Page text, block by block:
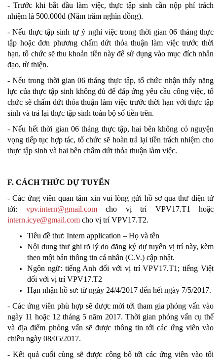
- Trước khi bắt đầu làm việc, thực tập sinh cần nộp phí trách
nhiệm là 500.000đ (Năm trăm nghìn đồng).
- Nếu thực tập sinh tự ý nghỉ việc trong thời gian 06 tháng thực
tập hoặc đơn phương chấm dứt thỏa thuận làm việc trước thời
hạn, tổ chức sẽ thu khoản tiền này để sử dụng vào mục đích nhân
đạo, từ thiện.
- Nếu trong thời gian 06 tháng thực tập, tổ chức nhận thấy năng
lực của thực tập sinh không đủ để đáp ứng yêu cầu công việc, tổ
chức sẽ chấm dứt thỏa thuận làm việc trước thời hạn với thực tập
sinh và trả lại thực tập sinh toàn bộ số tiền trên.
- Nếu hết thời gian 06 tháng thực tập, hai bên không có nguyện
vọng tiếp tục hợp tác, tổ chức sẽ hoàn trả lại tiền trách nhiệm cho
thực tập sinh và hai bên chấm dứt thỏa thuận làm việc.
F. CÁCH THỨC DỰ TUYỂN
- Các ứng viên quan tâm xin vui lòng gửi hồ sơ qua thư điện tử
tới: vpv.intern@gmail.comcho vị trí VPV17.T1 hoặc
intern.icye@gmail.com cho vị trí VPV17.T2.
Tiêu đề thư: Intern application – Họ và tên
Nội dung thư ghi rõ lý do đăng ký dự tuyển vị trí này, kèm
theo một bản thông tin cá nhân (C.V.) cập nhật.
Ngôn ngữ: tiếng Anh đối với vị trí VPV17.T1; tiếng Việt
đối với vị trí VPV17.T2
Hạn nhận hồ sơ: từ ngày 24/4/2017 đến hết ngày 7/5/2017.
- Các ứng viên phù hợp sẽ được mời tới tham gia phỏng vấn vào
ngày 11 hoặc 12 tháng 5 năm 2017. Thời gian phỏng vấn cụ thể
và địa điểm phỏng vấn sẽ được thông tin tới các ứng viên vào
chiều ngày 08/05/2017.
- Kết quả cuối cùng sẽ được công bố tới các ứng viên vào tối